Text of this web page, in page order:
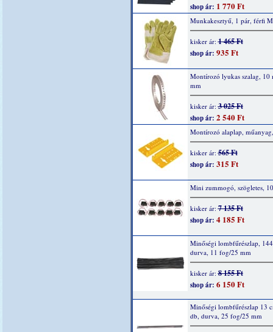
shop ár: 1 770 Ft
Munkakesztyű, 1 pár, férfi
kisker ár:1 465 Ft
shop ár: 935 Ft
Montírozó lyukas szalag, 10
mm
kisker ár:3 025 Ft
shop ár: 2 540 Ft
Montírozó alaplap,
kisker ár:565 Ft
shop ár: 315 Ft
Mini zummogó, szögletes,
kisker ár:7 135 Ft
shop ár: 4 185 Ft
Minőségi lombfűrészlap,
durva, 11 fog/25 mm
kisker ár:8 155 Ft
shop ár: 6 150 Ft
Minőségi lombfűrészlap 13
db, durva, 25 fog/25 mm